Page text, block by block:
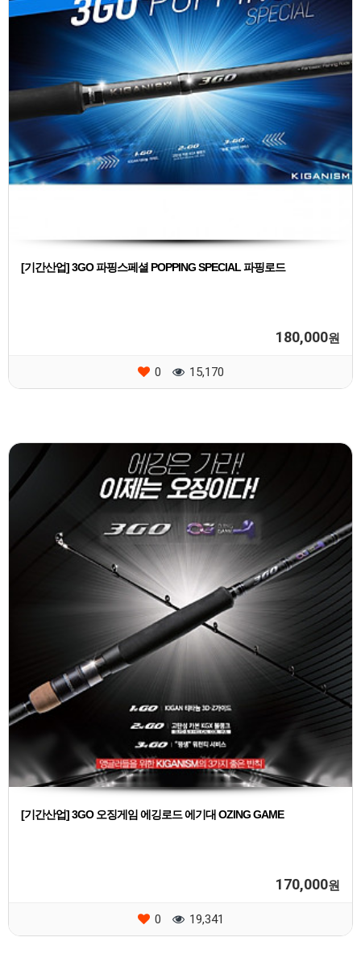
[기간산업] 3GO 파핑스페셜 POPPING SPECIAL 파핑로드
180,000원
0 15,170
[기간산업] 3GO 오징게임 에깅로드 에기대 OZING GAME
170,000원
0 19,341